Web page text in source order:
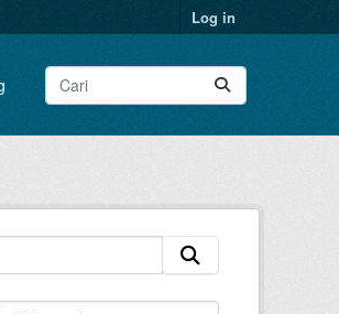
Log in